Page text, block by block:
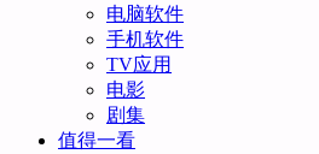
电脑软件
手机软件
TV应用
电影
剧集
值得一看